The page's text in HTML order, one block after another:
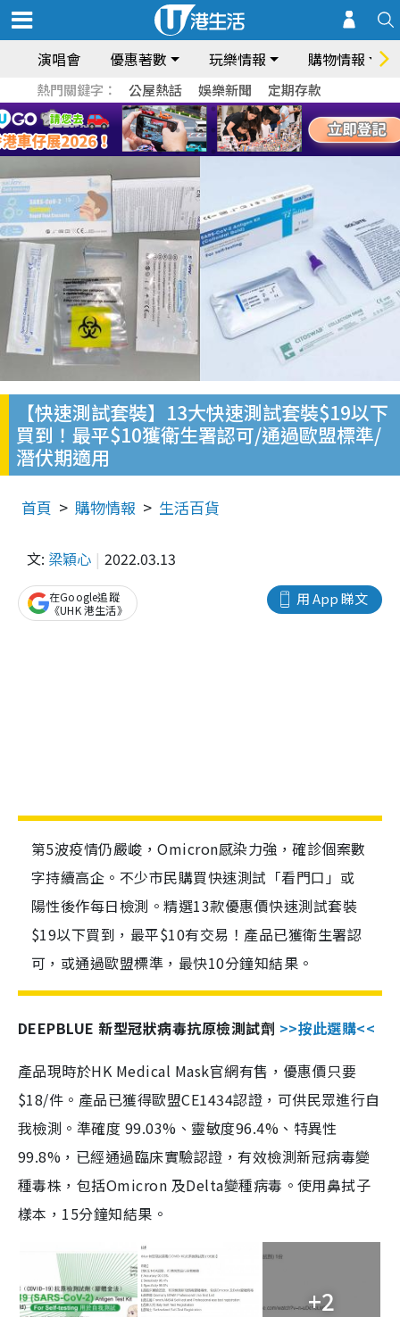
演唱會 優惠著數 玩樂情報 購物情報
熱門關鍵字： 公屋熱話 娛樂新聞 定期存款
【快速測試套裝】13大快速測試套裝$19以下
買到！最平$10獲衛生署認可/通過歐盟標準/
潛伏期適用
首頁 購物情報 生活百貨
文: 梁穎心 2022.03.13
用 App 睇文
在Google追蹤
《UHK 港生活》
第5波疫情仍嚴峻，Omicron感染力強，確診個案數
字持續高企。不少市民購買快速測試「看門口」或
陽性後作每日檢測。精選13款優惠價快速測試套裝
$19以下買到，最平$10有交易！產品已獲衛生署認
可，或通過歐盟標準，最快10分鐘知結果。
DEEPBLUE 新型冠狀病毒抗原檢測試劑 >>按此選購<<
產品現時於HK Medical Mask官網有售，優惠價只要
$18/件。產品已獲得歐盟CE1434認證，可供民眾進行自
我檢測。準確度 99.03%、靈敏度96.4%、特異性
99.8%，已經通過臨床實驗認證，有效檢測新冠病毒變
種毒株，包括Omicron 及Delta變種病毒。使用鼻拭子
樣本，15分鐘知結果。
+2